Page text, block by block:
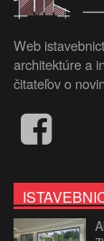
Web
architektúre a
čitateľov o